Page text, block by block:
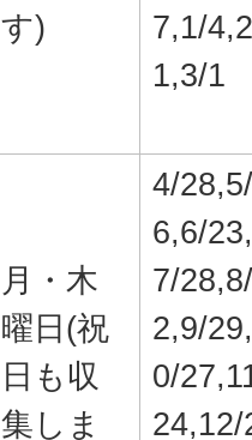
す)
7,1/
1,3/1
月・木
曜日(祝
日も収
集しま
4/
6,6/23,
7/
2,9/
0/
24,12/